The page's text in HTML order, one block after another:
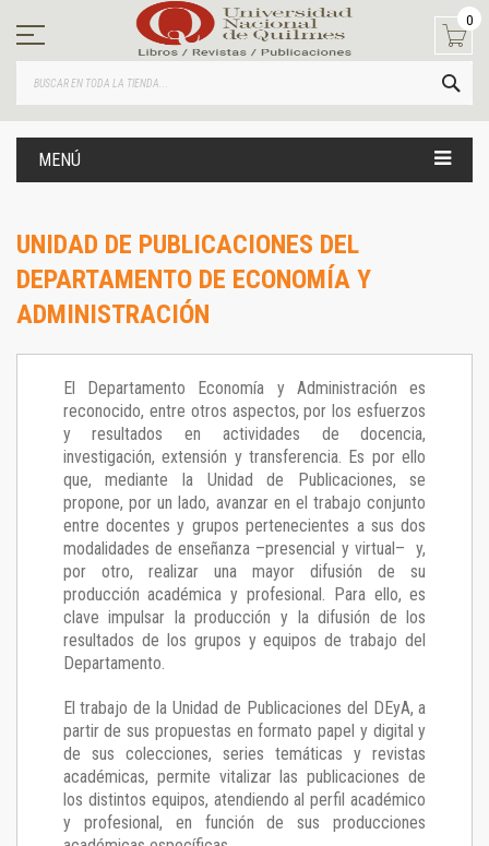
contenido
0
MENÚ
UNIDAD DE PUBLICACIONES DEL
DEPARTAMENTO DE ECONOMÍA Y
ADMINISTRACIÓN
El Departamento Economía y Administración es
reconocido, entre otros aspectos, por los esfuerzos
y resultados en actividades de docencia,
investigación, extensión y transferencia. Es por ello
que, mediante la Unidad de Publicaciones, se
propone, por un lado, avanzar en el trabajo conjunto
entre docentes y grupos pertenecientes a sus dos
modalidades de enseñanza –presencial y virtual– y,
por otro, realizar una mayor difusión de su
producción académica y profesional. Para ello, es
clave impulsar la producción y la difusión de los
resultados de los grupos y equipos de trabajo del
Departamento.
El trabajo de la Unidad de Publicaciones del DEyA, a
partir de sus propuestas en formato papel y digital y
de sus colecciones, series temáticas y revistas
académicas, permite vitalizar las publicaciones de
los distintos equipos, atendiendo al perfil académico
y profesional, en función de sus producciones